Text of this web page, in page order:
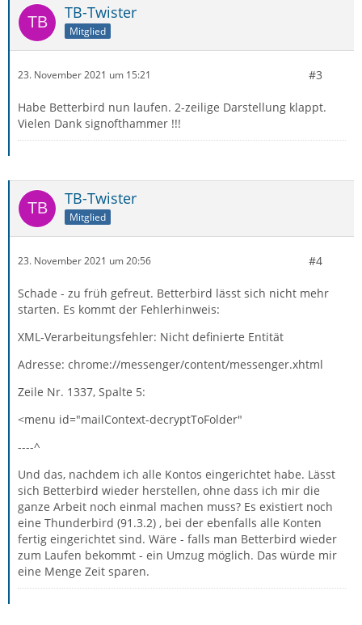
TB-Twister
Mitglied
23. November 2021 um 15:21 #3
Habe Betterbird nun laufen. 2-zeilige Darstellung klappt.
Vielen Dank signofthammer !!!
TB-Twister
Mitglied
23. November 2021 um 20:56 #4
Schade - zu früh gefreut. Betterbird lässt sich nicht mehr
starten. Es kommt der Fehlerhinweis:
XML-Verarbeitungsfehler: Nicht definierte Entität
Adresse: chrome://messenger/content/messenger.xhtml
Zeile Nr. 1337, Spalte 5:
<menu id="mailContext-decryptToFolder"
----^
Und das, nachdem ich alle Kontos eingerichtet habe. Lässt
sich Betterbird wieder herstellen, ohne dass ich mir die
ganze Arbeit noch einmal machen muss? Es existiert noch
eine Thunderbird (91.3.2) , bei der ebenfalls alle Konten
fertig eingerichtet sind. Wäre - falls man Betterbird wieder
zum Laufen bekommt - ein Umzug möglich. Das würde mir
eine Menge Zeit sparen.